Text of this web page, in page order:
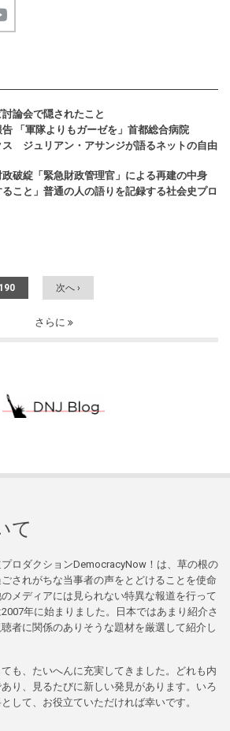
論会で隠されたこと
「軍隊よりもガーゼを」首都総合病院
ス ジュリアン・アサンジが語るネットの自由
破綻「緊急財政管理官」による再建の中身
ること」普通の人の語りを記録する社会史プロ
次へ ›
さらに
て
ロダクションDemocracyNow！は、草の根の
されがちな当事者の声をとどけることを使命
メディアには見られない特異な報道を行って
年に始まりました。日本ではあまり紹介さ
者に関係のありそうな題材を厳選して紹介し
も、たいへんに充実してきました。どれも内
り、見るたびに新しい発見があります。いろ
して、お役立ていただければ幸いです。